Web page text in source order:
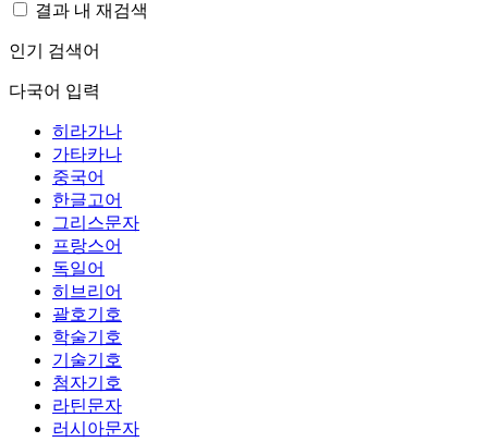
결과 내 재검색
인기 검색어
다국어 입력
히라가나
가타카나
중국어
한글고어
그리스문자
프랑스어
독일어
히브리어
괄호기호
학술기호
기술기호
첨자기호
라틴문자
러시아문자